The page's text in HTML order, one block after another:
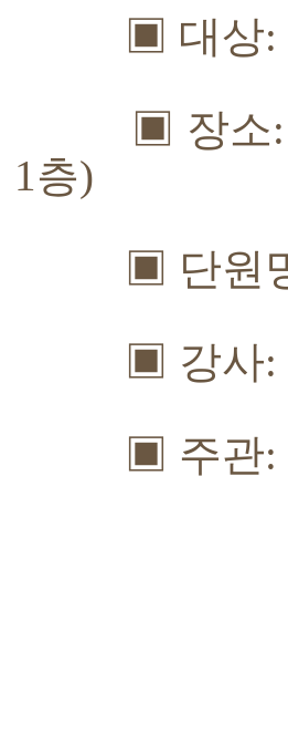
▣ 대상:
▣ 장소
1층)
▣ 단원
▣ 강사:
▣ 주관: